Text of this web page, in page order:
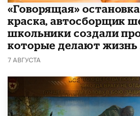
​«Говорящая»
краска, автосборщик
школьники создали
которые делают
7 АВГУСТА